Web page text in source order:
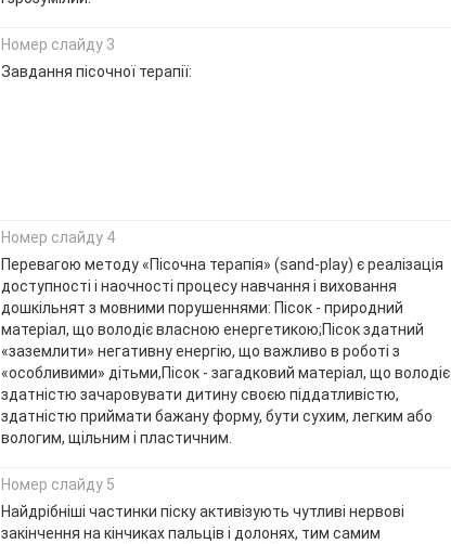
Номер слайду 3
Завдання пісочної терапії:
Номер слайду 4
Перевагою методу «Пісочна терапія» (sand-play) є реалізація
доступності і наочності процесу навчання і виховання
дошкільнят з мовними порушеннями: Пісок - природний
матеріал, що володіє власною енергетикою;Пісок здатний
«заземлити» негативну енергію, що важливо в роботі з
«особливими» дітьми,Пісок - загадковий матеріал, що володіє
здатністю зачаровувати дитину своєю піддатливістю,
здатністю приймати бажану форму, бути сухим, легким або
вологим, щільним і пластичним.
Номер слайду 5
Найдрібніші частинки піску активізують чутливі нервові
закінчення на кінчиках пальців і долонях, тим самим